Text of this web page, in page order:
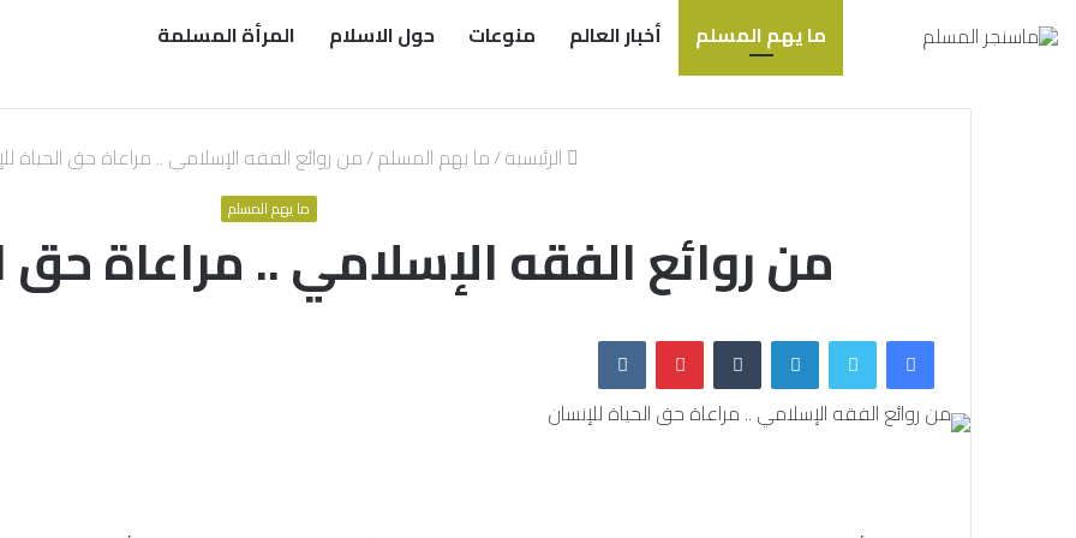
ما يهم المسلم أخبار العالم منوعات حول الاسلام المرأة المسلمة
الرئيسية/ما يهم المسلم/من روائع الفقه الإسلامي .. مراعاة حق الحياة
ما يهم المسلم
من روائع الفقه الإسلامي .. مراعاة حق
فيسبوكتويتر لينكدإن بينتيريست